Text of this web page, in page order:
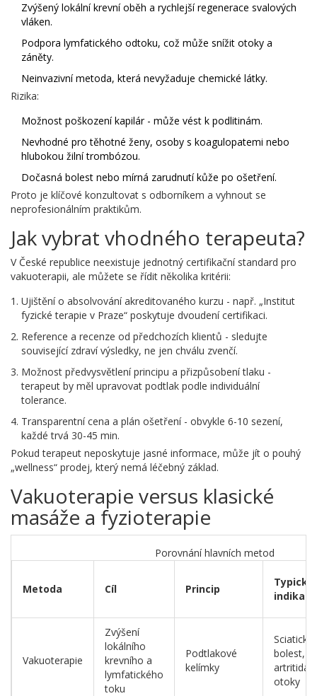
Zvýšený lokální krevní oběh a rychlejší regenerace svalových
vláken.
Podpora lymfatického odtoku, což může snížit otoky a
záněty.
Neinvazivní metoda, která nevyžaduje chemické látky.
Rizika:
Možnost poškození kapilár - může vést k podlitinám.
Nevhodné pro těhotné ženy, osoby s koagulopatemi nebo
hlubokou žilní trombózou.
Dočasná bolest nebo mírná zarudnutí kůže po ošetření.
Proto je klíčové konzultovat s odborníkem a vyhnout se
neprofesionálním praktikům.
Jak vybrat vhodného terapeuta?
V České republice neexistuje jednotný certifikační standard pro
vakuoterapii, ale můžete se řídit několika kritérii:
Ujištění o absolvování akreditovaného kurzu - např. „Institut
fyzické terapie v Praze“ poskytuje dvoudení certifikaci.
Reference a recenze od předchozích klientů - sledujte
související zdraví výsledky, ne jen chválu zvenčí.
Možnost předvysvětlení principu a přizpůsobení tlaku -
terapeut by měl upravovat podtlak podle individuální
tolerance.
Transparentní cena a plán ošetření - obvykle 6-10 sezení,
každé trvá 30-45 min.
Pokud terapeut neposkytuje jasné informace, může jít o pouhý
„wellness“ prodej, který nemá léčebný základ.
Vakuoterapie versus klasické
masáže a fyzioterapie
Porovnání hlavních metod
Metoda Cíl Princip
Typické
indikace
Vakuoterapie
Zvýšení
lokálního
krevního a
lymfatického
toku
Podtlakové
kelímky
Sciatická
bolest,
artritida,
otoky